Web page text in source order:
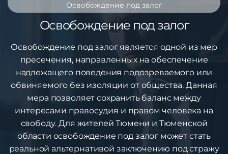
Освобождение под залог
Освобождение под залог
Освобождение под залог является одной из мер
пресечения, направленных на обеспечение
надлежащего поведения подозреваемого или
обвиняемого без изоляции от общества. Данная
мера позволяет сохранить баланс между
интересами правосудия и правом человека на
свободу. Для жителей Тюмени и Тюменской
области освобождение под залог может стать
реальной альтернативой заключению под стражу